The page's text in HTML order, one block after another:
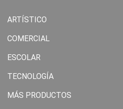
ARTÍSTICO
COMERCIAL
ESCOLAR
TECNOLOGÍA
MÁS PRODUCTOS